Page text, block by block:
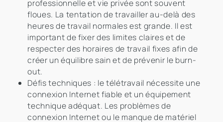
professionnelle et vie privée sont souvent
floues. La tentation de travailler au-delà des
heures de travail normales est grande. Il est
important de fixer des limites claires et de
respecter des horaires de travail fixes afin de
créer un équilibre sain et de prévenir le burn-
out.
Défis techniques : le télétravail nécessite une
connexion Internet fiable et un équipement
technique adéquat. Les problèmes de
connexion Internet ou le manque de matériel